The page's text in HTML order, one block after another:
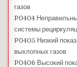
газов
P0404
системы
P0405 Низкий
выхлопных газов
P0406 Высокий